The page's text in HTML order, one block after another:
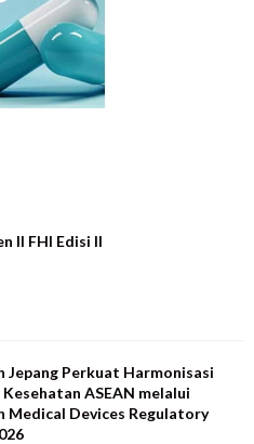
II FHI Edisi II
Jepang Perkuat Harmonisasi
ASEAN melalui
Medical Devices Regulatory